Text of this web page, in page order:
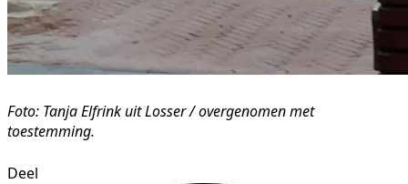
Foto: Tanja Elfrink uit Losser / overgenomen met
toestemming.
Deel